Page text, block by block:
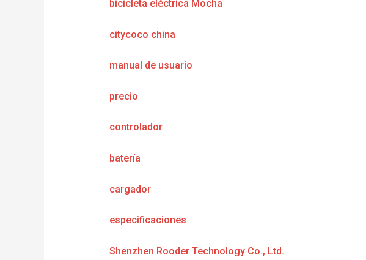
bicicleta eléctrica Mocha
citycoco china
manual de usuario
precio
controlador
batería
cargador
especificaciones
Shenzhen Rooder Technology Co., Ltd.